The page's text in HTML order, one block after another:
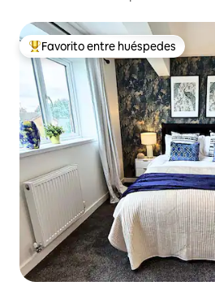
Favorito entre huéspedes preferido
Favorito entre huéspedes